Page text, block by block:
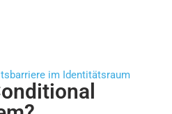
im Identitätsraum